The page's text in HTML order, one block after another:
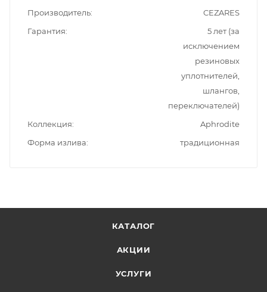
Производитель
CEZARES
Гарантия
5 лет (за
исключением
резиновых
уплотнителей,
шлангов,
переключателей)
Коллекция
Aphrodite
Форма излива
традиционная
КАТАЛОГ
АКЦИИ
УСЛУГИ